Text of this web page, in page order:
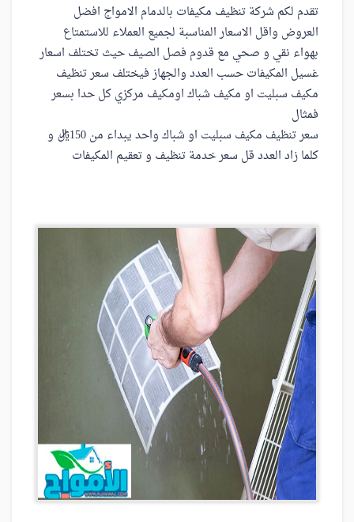
تقدم لكم شركة تنظيف مكيفات بالدمام الامواج افضل
العروض واقل الاسعار المناسبة لجميع العملاء للاستمتاع
بهواء نقي و صحي مع قدوم فصل الصيف حيث تختلف اسعار
غسيل المكيفات حسب العدد والجهاز فيختلف سعر تنظيف
مكيف سبليت او مكيف شباك اومكيف مركزي كل حدا بسعر
فمثال
سعر تنظيف مكيف سبليت او شباك واحد يبداء من 150ريال و
كلما زاد العدد قل سعر خدمة تنظيف و تعقيم المكيفات